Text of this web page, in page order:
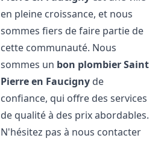
en pleine croissance, et nous
sommes fiers de faire partie de
cette communauté. Nous
sommes un bon plombierSaint
Pierre en Faucigny de
confiance, qui offre des services
de qualité à des prix abordables.
N'hésitez pas à nous contacter